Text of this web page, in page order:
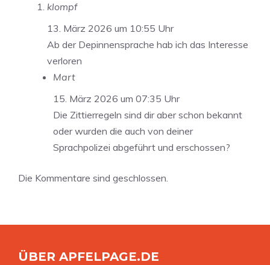
klompf
13. März 2026 um 10:55 Uhr
Ab der Depinnensprache hab ich das Interesse
verloren
Mart
15. März 2026 um 07:35 Uhr
Die Zittierregeln sind dir aber schon bekannt
oder wurden die auch von deiner
Sprachpolizei abgeführt und erschossen?
Die Kommentare sind geschlossen.
ÜBER APFELPAGE.DE